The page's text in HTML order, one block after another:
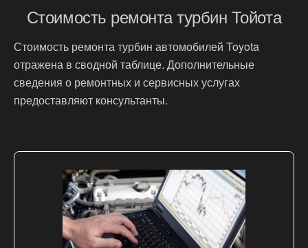
Стоимость ремонта турбин Тойота
Стоимость ремонта турбин автомобилей Toyota
отражена в сводной таблице. Дополнительные
сведения о ремонтных и сервисных услугах
предоставляют консультанты.